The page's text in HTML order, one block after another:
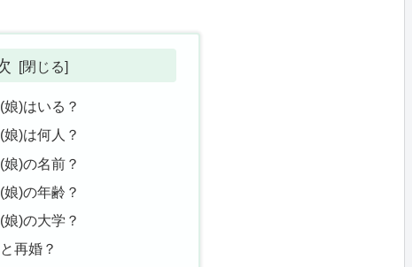
)はいる？
)は何人？
)の名前？
)の年齢？
)の大学？
再婚？